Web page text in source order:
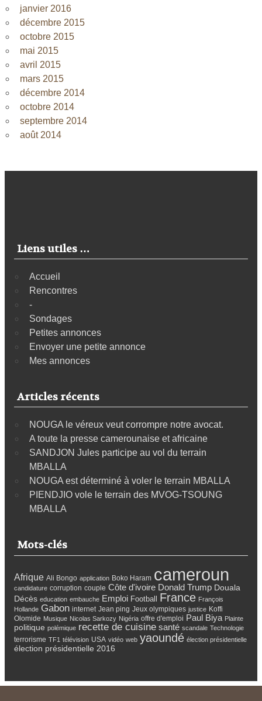
janvier 2016
décembre 2015
octobre 2015
mai 2015
avril 2015
mars 2015
décembre 2014
octobre 2014
septembre 2014
août 2014
Liens utiles …
Accueil
Rencontres
-
Sondages
Petites annonces
Envoyer une petite annonce
Mes annonces
Articles récents
NOUGA le véreux veut corrompre notre avocat.
A toute la presse camerounaise et africaine
SANDJON Jules participe au vol du terrain
MBALLA
NOUGA est déterminé à voler le terrain MBALLA
PIENDJIO vole le terrain des MVOG-TSOUNG
MBALLA
Mots-clés
Afrique Ali Bongo application Boko Haram cameroun
candidature corruption couple Côte d'ivoire Donald Trump Douala
Décès education embauche Emploi Football France François
Hollande Gabon internet Jean ping Jeux olympiques justice Koffi
Olomide Musique Nicolas Sarkozy Nigéria offre d'emploi Paul Biya Plainte
politique polémique recette de cuisine santé scandale Technologie
terrorisme TF1 télévision USA vidéo web yaoundé élection présidentielle
élection présidentielle 2016